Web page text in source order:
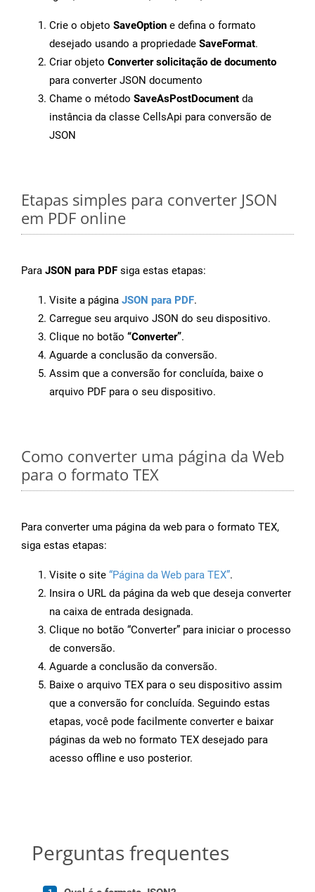
Crie o objeto SaveOption e defina o formato
desejado usando a propriedade SaveFormat.
Criar objeto Converter solicitação de documento
para converter JSON documento
Chame o método SaveAsPostDocument da
instância da classe CellsApi para conversão de
JSON
Etapas simples para converter JSON
em PDF online
Para JSON para PDF siga estas etapas:
Visite a página JSON para PDF.
Carregue seu arquivo JSON do seu dispositivo.
Clique no botão “Converter”.
Aguarde a conclusão da conversão.
Assim que a conversão for concluída, baixe o
arquivo PDF para o seu dispositivo.
Como converter uma página da Web
para o formato TEX
Para converter uma página da web para o formato TEX,
siga estas etapas:
Visite o site “Página da Web para TEX”.
Insira o URL da página da web que deseja converter
na caixa de entrada designada.
Clique no botão “Converter” para iniciar o processo
de conversão.
Aguarde a conclusão da conversão.
Baixe o arquivo TEX para o seu dispositivo assim
que a conversão for concluída. Seguindo estas
etapas, você pode facilmente converter e baixar
páginas da web no formato TEX desejado para
acesso offline e uso posterior.
Perguntas frequentes